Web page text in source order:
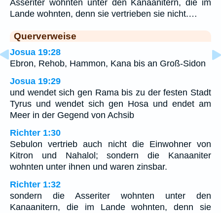
Asseriter wohnten unter den Kanaanitern, die im
Lande wohnten, denn sie vertrieben sie nicht.…
Querverweise
Josua 19:28
Ebron, Rehob, Hammon, Kana bis an Groß-Sidon
Josua 19:29
und wendet sich gen Rama bis zu der festen Stadt
Tyrus und wendet sich gen Hosa und endet am
Meer in der Gegend von Achsib
Richter 1:30
Sebulon vertrieb auch nicht die Einwohner von
Kitron und Nahalol; sondern die Kanaaniter
wohnten unter ihnen und waren zinsbar.
Richter 1:32
sondern die Asseriter wohnten unter den
Kanaanitern, die im Lande wohnten, denn sie